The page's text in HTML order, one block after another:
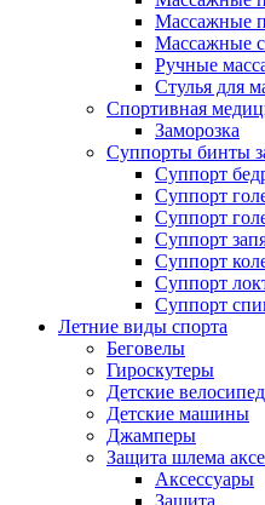
Массажные
Массажные
Ручные
Стулья для
Спортивная
Заморозка
Суппорты бинты
Суппорт
Суппорт
Суппорт
Суппорт
Суппорт
Суппорт
Суппорт
Летние виды спорта
Беговелы
Гироскутеры
Детские
Детские машины
Джамперы
Защита шлема
Аксессуары
Защита